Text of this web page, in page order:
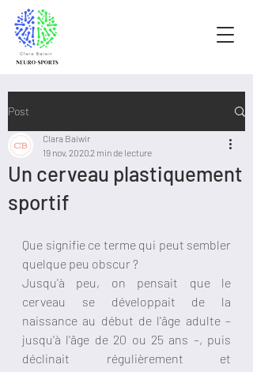
Post
Un cerveau plastiquement
sportif
Clara Baiwir
19 nov. 20202 min de lecture
Que signifie ce terme qui peut sembler
quelque peu obscur ?
Jusqu'à peu, on pensait que le
cerveau se développait de la
naissance au début de l'âge adulte –
jusqu'à l'âge de 20 ou 25 ans –, puis
déclinait régulièrement et